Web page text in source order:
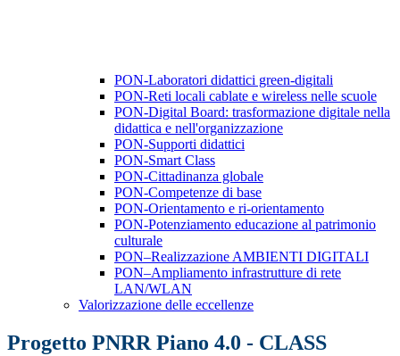
PON-Laboratori didattici green-digitali
PON-Reti locali cablate e wireless nelle scuole
PON-Digital Board: trasformazione digitale nella
didattica e nell'organizzazione
PON-Supporti didattici
PON-Smart Class
PON-Cittadinanza globale
PON-Competenze di base
PON-Orientamento e ri-orientamento
PON-Potenziamento educazione al patrimonio
culturale
PON–Realizzazione AMBIENTI DIGITALI
PON–Ampliamento infrastrutture di rete
LAN/WLAN
Valorizzazione delle eccellenze
Progetto PNRR Piano 4.0 - CLASS